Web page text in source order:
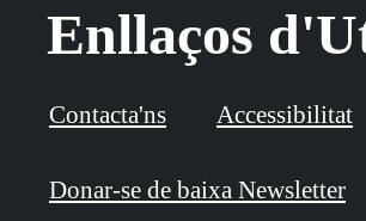
Enllaços
Contacta'ns Accessibilitat
Donar-se de baixa Newsletter